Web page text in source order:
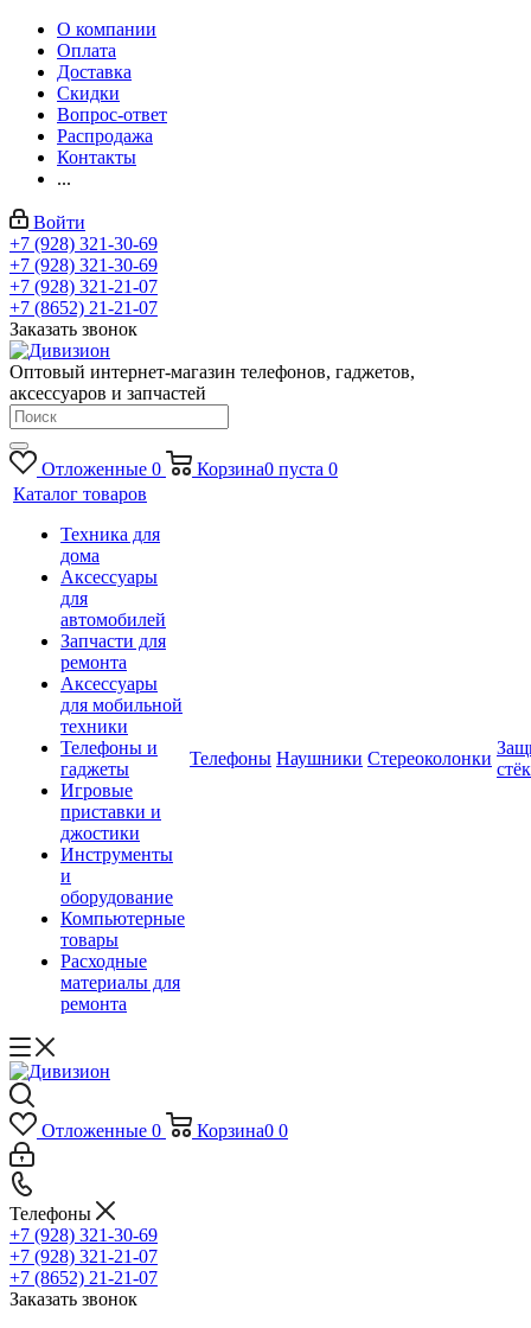
О компании
Оплата
Доставка
Скидки
Вопрос-ответ
Распродажа
Контакты
...
Войти
+7 (928) 321-30-69
+7 (928) 321-30-69
+7 (928) 321-21-07
+7 (8652) 21-21-07
Заказать звонок
Оптовый интернет-магазин телефонов, гаджетов,
аксессуаров и запчастей
Отложенные 0 Корзина0 пуста 0
Каталог товаров
Техника для
дома
Аксессуары
для
автомобилей
Запчасти для
ремонта
Аксессуары
для мобильной
техники
Телефоны и
гаджеты
Игровые
приставки и
джостики
Инструменты
и
оборудование
Компьютерные
товары
Расходные
материалы для
ремонта
Телефоны Наушники Стереоколонки
Отложенные 0 Корзина0 0
Телефоны
+7 (928) 321-30-69
+7 (928) 321-21-07
+7 (8652) 21-21-07
Заказать звонок